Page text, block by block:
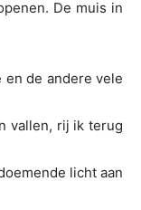
De muis in
en de andere vele
vallen, rij ik terug
licht aan